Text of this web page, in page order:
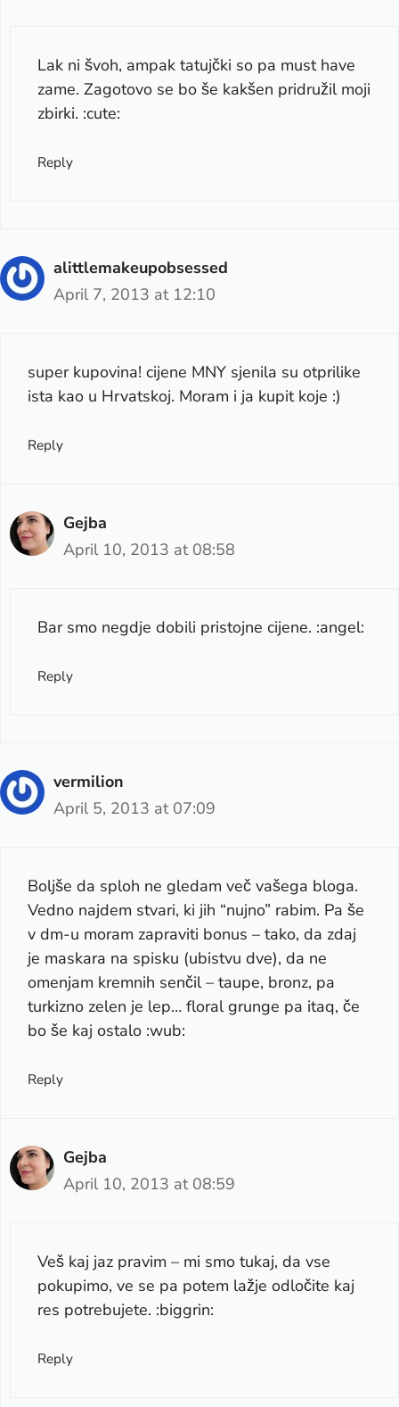
Lak ni švoh, ampak tatujčki so pa must have
zame. Zagotovo se bo še kakšen pridružil moji
zbirki. :cute:
Reply
alittlemakeupobsessed
April 7, 2013 at 12:10
super kupovina! cijene MNY sjenila su otprilike
ista kao u Hrvatskoj. Moram i ja kupit koje :)
Reply
Gejba
April 10, 2013 at 08:58
Bar smo negdje dobili pristojne cijene. :angel:
Reply
vermilion
April 5, 2013 at 07:09
Boljše da sploh ne gledam več vašega bloga.
Vedno najdem stvari, ki jih “nujno” rabim. Pa še
v dm-u moram zapraviti bonus – tako, da zdaj
je maskara na spisku (ubistvu dve), da ne
omenjam kremnih senčil – taupe, bronz, pa
turkizno zelen je lep… floral grunge pa itaq, če
bo še kaj ostalo :wub:
Reply
Gejba
April 10, 2013 at 08:59
Veš kaj jaz pravim – mi smo tukaj, da vse
pokupimo, ve se pa potem lažje odločite kaj
res potrebujete. :biggrin:
Reply